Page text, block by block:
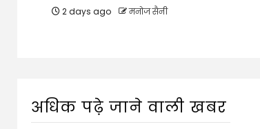
2 days ago मनोज सैनी
अधिक पढ़े जाने वाली खबर